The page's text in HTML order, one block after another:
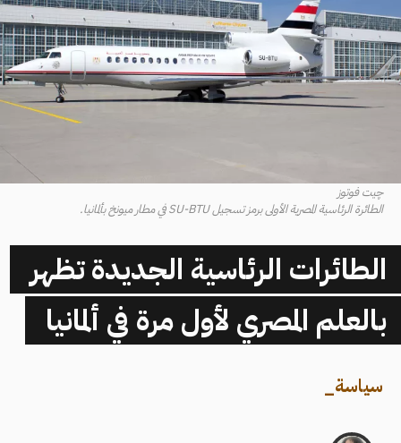
چيت فوتوز
الطائرة الرئاسية المصرية الأولى برمز تسجيل SU-BTU في مطار ميونخ بألمانيا.
الطائرات الرئاسية الجديدة تظهر
بالعلم المصري لأول مرة في ألمانيا
سياسة_